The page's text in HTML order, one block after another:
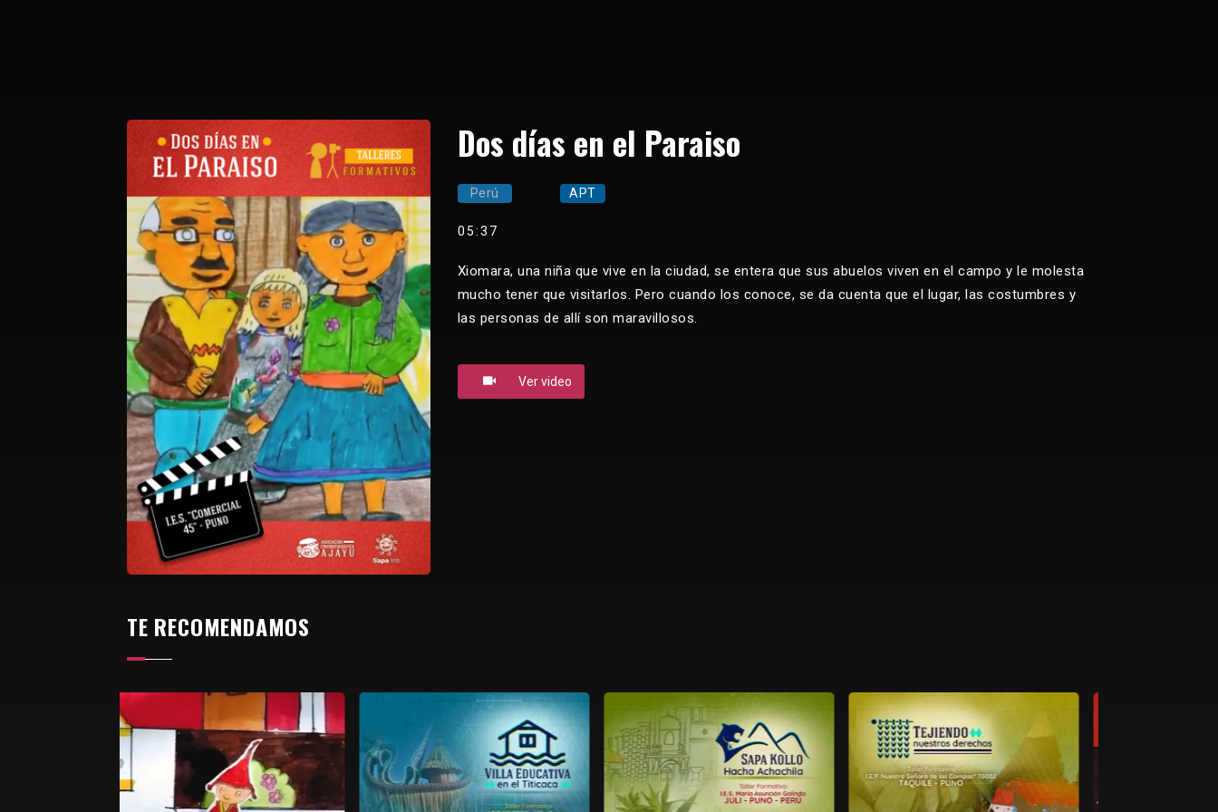
Dos días en el Paraiso
Perú APT
05:37
Xiomara, una niña que vive en la ciudad, se entera que sus abuelos viven en el campo y le molesta
mucho tener que visitarlos. Pero cuando los conoce, se da cuenta que el lugar, las costumbres y
las personas de allí son maravillosos.
Ver video
TE RECOMENDAMOS